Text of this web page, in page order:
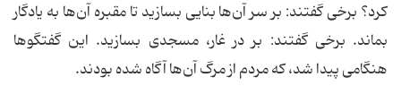
کرد؟ برخی گفتند: بر سر آن‌ها بنایی بسازید تا مقبره آن‌ها به یادگار
بماند. برخی گفتند: بر در غار، مسجدی بسازید. این گفتگوها
هنگامی پیدا شد، که مردم از مرگ آن‌ها آگاه شده بودند.